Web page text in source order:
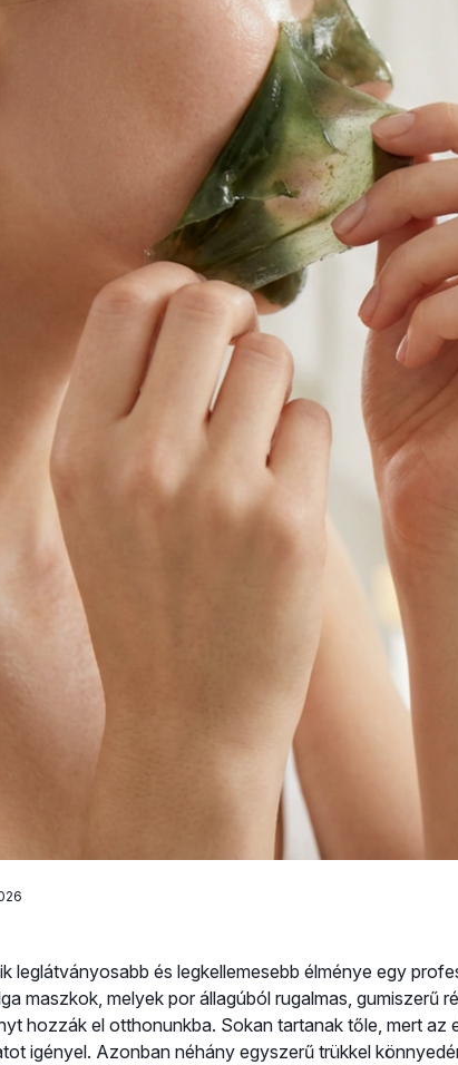
leglátványosabb és legkellemesebb élménye egy
maszkok, melyek por állagúból rugalmas, gumiszerű
hozzák el otthonunkba. Sokan tartanak tőle, mert az
igényel. Azonban néhány egyszerű trükkel